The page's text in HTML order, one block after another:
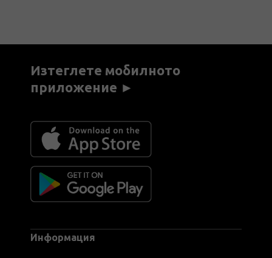
Изтеглете мобилното
приложение ►
Информация